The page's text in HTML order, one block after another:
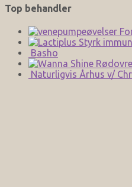
Top behandler
Styrk
Basho
Naturligvis Århus v/